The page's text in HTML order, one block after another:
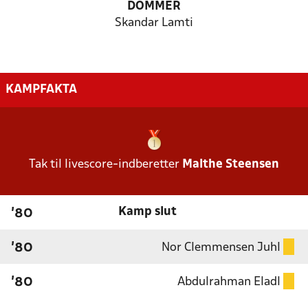
DOMMER
Skandar Lamti
KAMPFAKTA
Tak til livescore-indberetter Malthe Steensen
'80 Kamp slut
'80 Nor Clemmensen Juhl
'80 Abdulrahman Eladl